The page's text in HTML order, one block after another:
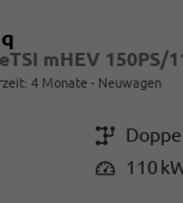
4 Monate Neuwagen
Getriebe
Leistung 110